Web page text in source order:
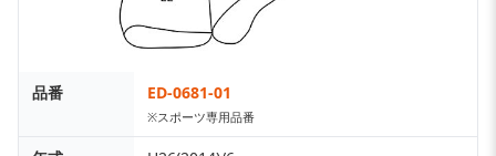
品番 ED-0681-01
※スポーツ専用品番